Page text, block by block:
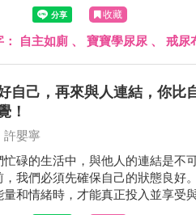
收藏
自主如廁 、 寶寶學尿尿 、 戒尿
自己，再來與人連結，你比
！
許嬰寧
忙碌的生活中，與他人的連結是不
，我們必須先確保自己的狀態良好
量和情緒時，才能真正投入並享受